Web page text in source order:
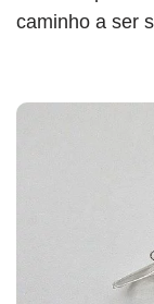
caminho a ser